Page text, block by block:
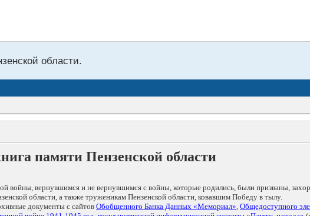
области.
памяти Пензенской области
войны, вернувшимся и не вернувшимся с войны, которые родились, были призваны,
области, а также труженикам Пензенской области, ковавшим Победу в тылу.
документы с сайтов Обобщенного Банка Данных «Мемориал», Общедоступного